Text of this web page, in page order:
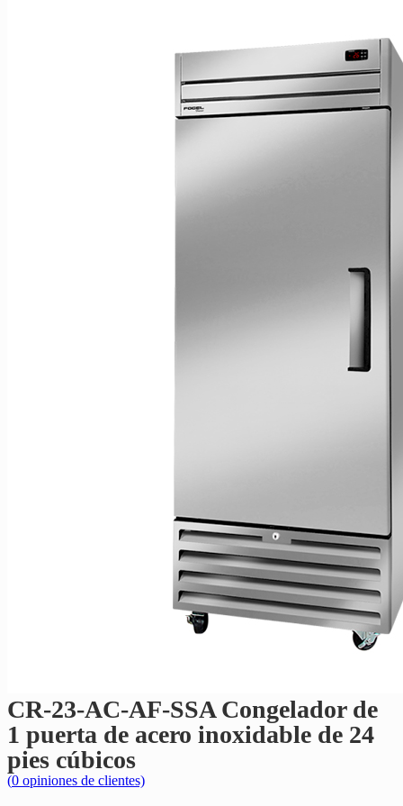
CR-23-AC-AF-SSA Congelador de
1 puerta de acero inoxidable de 24
pies cúbicos
(0 opiniones de clientes)